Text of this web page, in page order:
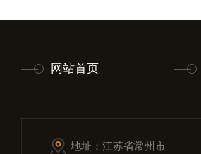
网站首页
地址：江苏省常州市